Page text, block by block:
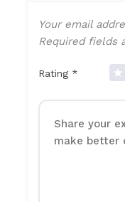
Your email
Required fields
Rating *